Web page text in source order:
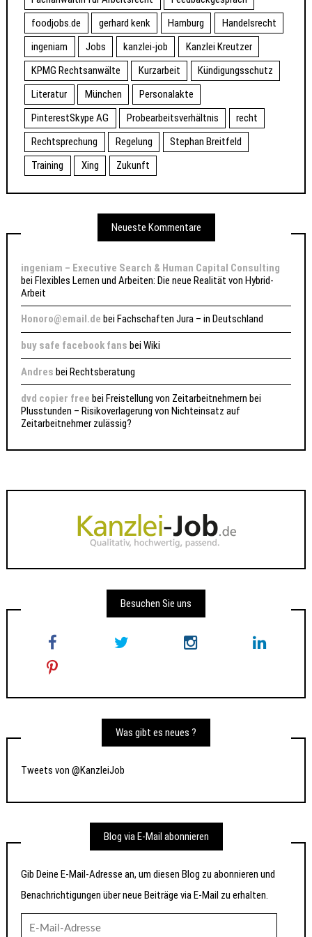
foodjobs.de
gerhard kenk Hamburg
Handelsrecht
ingeniam
Jobs kanzlei-job
Kanzlei Kreutzer
KPMG Rechtsanwälte
Kurzarbeit
Kündigungsschutz
Literatur
München
Personalakte
PinterestSkype AG
Probearbeitsverhältnis
recht
Rechtsprechung
Regelung
Stephan Breitfeld
Training
Xing Zukunft
Neueste Kommentare
ingeniam – Executive Search & Human Capital Consulting
beiFlexibles Lernen und Arbeiten: Die neue Realität von Hybrid-
Arbeit
Honoro@email.de bei Fachschaften Jura – in Deutschland
buy safe facebook fans beiWiki
Andres beiRechtsberatung
dvd copier free beiFreistellung von Zeitarbeitnehmern bei
Plusstunden – Risikoverlagerung von Nichteinsatz auf
Zeitarbeitnehmer zulässig?
Besuchen Sie uns
Was gibt es neues ?
Tweets von @KanzleiJob
Blog via E-Mail abonnieren
Gib Deine E-Mail-Adresse an, um diesen Blog zu abonnieren und
Benachrichtigungen über neue Beiträge via E-Mail zu erhalten.